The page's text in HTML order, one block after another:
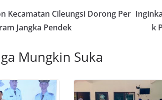
l s
A
p
e
st
e
Kecamatan Cileungsi Dorong Per
Jangka Pendek
k
Mungkin Suka